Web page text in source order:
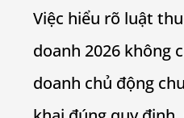
Việc hiểu rõ luật
doanh 2026 không
doanh chủ động